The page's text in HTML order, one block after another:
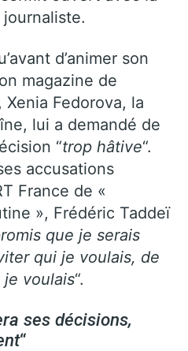
journaliste.
d’animer son
magazine de
Xenia Fedorova, la
lui a demandé de
“trop hâtive“.
accusations
France de «
», Frédéric Taddeï
que je serais
qui je voulais, de
voulais“.
ses décisions,
“